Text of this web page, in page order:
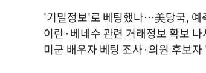
'기밀정보'로 베팅했나…美당국, 예
이란·베네수 관련 거래정보 확보
미군 배우자 베팅 조사·의원 후보